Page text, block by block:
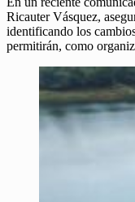
Ricauter Vásquez,
identificando los
permitirán, como